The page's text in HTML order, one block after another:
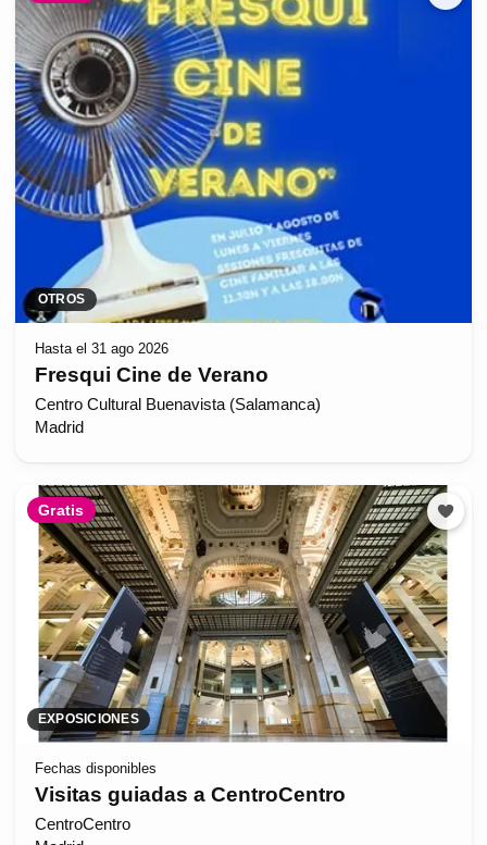
OTROS
Hasta el 31 ago 2026
Fresqui Cine de Verano
Centro Cultural Buenavista (Salamanca)
Madrid
Gratis
EXPOSICIONES
Fechas disponibles
Visitas guiadas a CentroCentro
CentroCentro